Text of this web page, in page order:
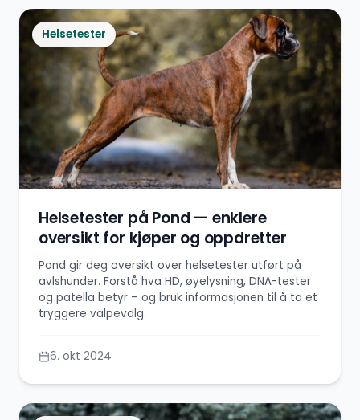
Helsetester
Helsetester på Pond — enklere
oversikt for kjøper og oppdretter
Pond gir deg oversikt over helsetester utført på
avlshunder. Forstå hva HD, øyelysning, DNA-tester
og patella betyr – og bruk informasjonen til å ta et
tryggere valpevalg.
6. okt 2024